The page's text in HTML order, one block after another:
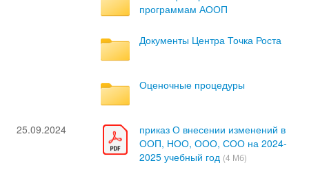
программам АООП
Документы Центра Точка Роста
Оценочные процедуры
25.09.2024
приказ О внесении изменений в
ООП, НОО, ООО, СОО на 2024-
2025 учебный год (4 Мб)